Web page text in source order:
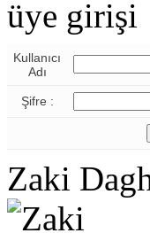
üye girişi
Kullanıcı
Adı
Şifre :
Zaki